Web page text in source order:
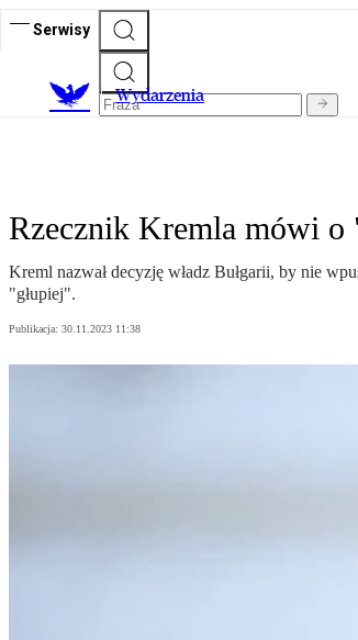
Serwisy
Wydarzenia
Rzecznik Kremla mówi o
Kreml nazwał decyzję władz Bułgarii, by nie
"głupiej".
Publikacja: 30.11.2023 11:38